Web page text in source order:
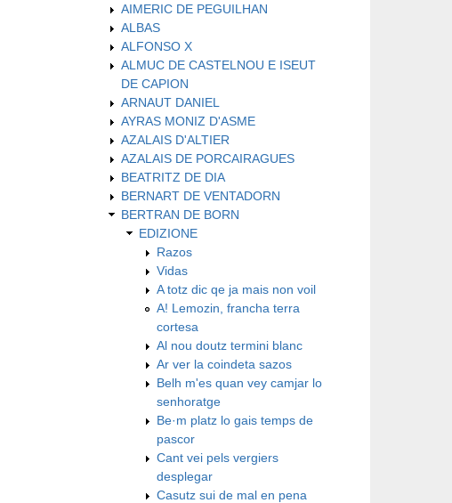
AIMERIC DE PEGUILHAN
ALBAS
ALFONSO X
ALMUC DE CASTELNOU E ISEUT
DE CAPION
ARNAUT DANIEL
AYRAS MONIZ D'ASME
AZALAIS D'ALTIER
AZALAIS DE PORCAIRAGUES
BEATRITZ DE DIA
BERNART DE VENTADORN
BERTRAN DE BORN
EDIZIONE
Razos
Vidas
A totz dic qe ja mais non voil
A! Lemozin, francha terra
cortesa
Al nou doutz termini blanc
Ar ver la coindeta sazos
Belh m'es quan vey camjar lo
senhoratge
Be·m platz lo gais temps de
pascor
Cant vei pels vergiers
desplegar
Casutz sui de mal en pena